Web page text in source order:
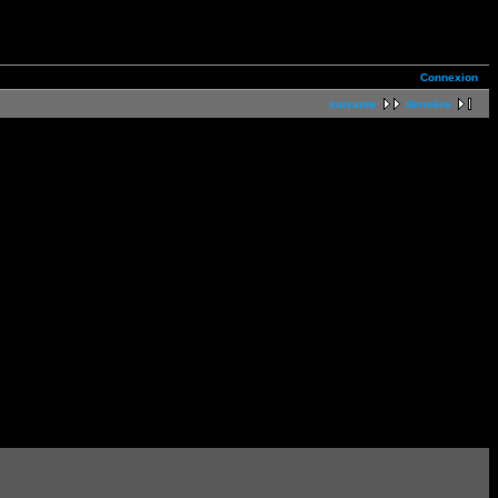
Connexion
suivante dernière